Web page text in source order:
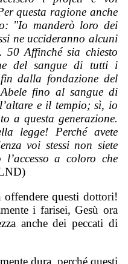
questa ragione anche
"Io manderò loro dei
ne uccideranno alcuni
Affinché sia chiesto
del sangue di tutti i
dalla fondazione del
fino al sangue di
e il tempio; sì, io
a questa generazione.
legge! Perché avete
voi stessi non siete
a coloro che
offendere questi dottori!
i farisei, Gesù ora
anche dei peccati di
dura, perché questi